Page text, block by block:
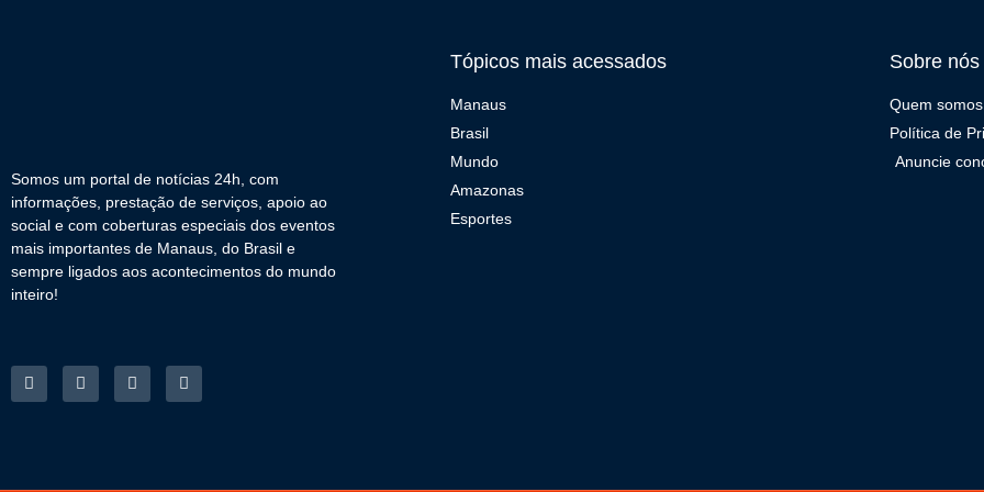
Somos um portal de notícias 24h, com
informações, prestação de serviços, apoio ao
social e com coberturas especiais dos eventos
mais importantes de Manaus, do Brasil e
sempre ligados aos acontecimentos do mundo
inteiro!
Tópicos mais acessados
Manaus
Brasil
Mundo
Amazonas
Esportes
Sobre nós
Quem somos
Política de
Anuncie